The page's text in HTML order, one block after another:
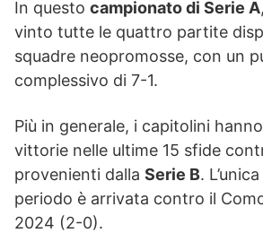
In questo campionato di Serie A
vinto tutte le quattro partite
squadre neopromosse, con un
complessivo di 7-1.
Più in generale, i capitolini
vittorie nelle ultime 15 sfide
provenienti dalla Serie B.
periodo è arrivata contro il
2024 (2-0).